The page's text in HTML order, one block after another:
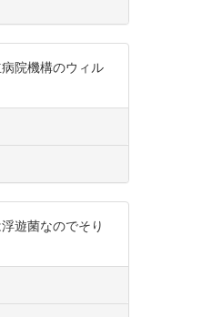
院機構のウィル
遊菌なのでそり